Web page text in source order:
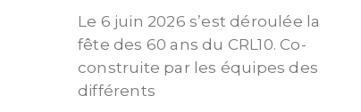
Le 6 juin 2026 s’est déroulée la
fête des 60 ans du CRL10. Co-
construite par les équipes des
différents